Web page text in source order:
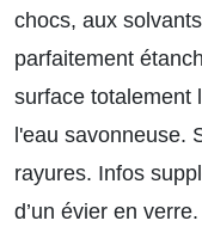
chocs, aux
parfaitement
surface totalement
l'eau savonneuse.
rayures. Infos
d’un évier en verre.